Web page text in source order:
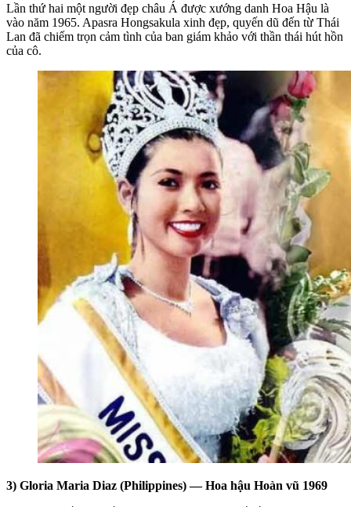
Lần thứ hai một người đẹp châu Á được xướng danh Hoa Hậu là
vào năm 1965. Apasra Hongsakula xinh đẹp, quyến dũ đến từ Thái
Lan đã chiếm trọn cảm tình của ban giám khảo với thần thái hút hồn
của cô.
3) Gloria Maria Diaz (Philippines) — Hoa hậu Hoàn vũ 1969